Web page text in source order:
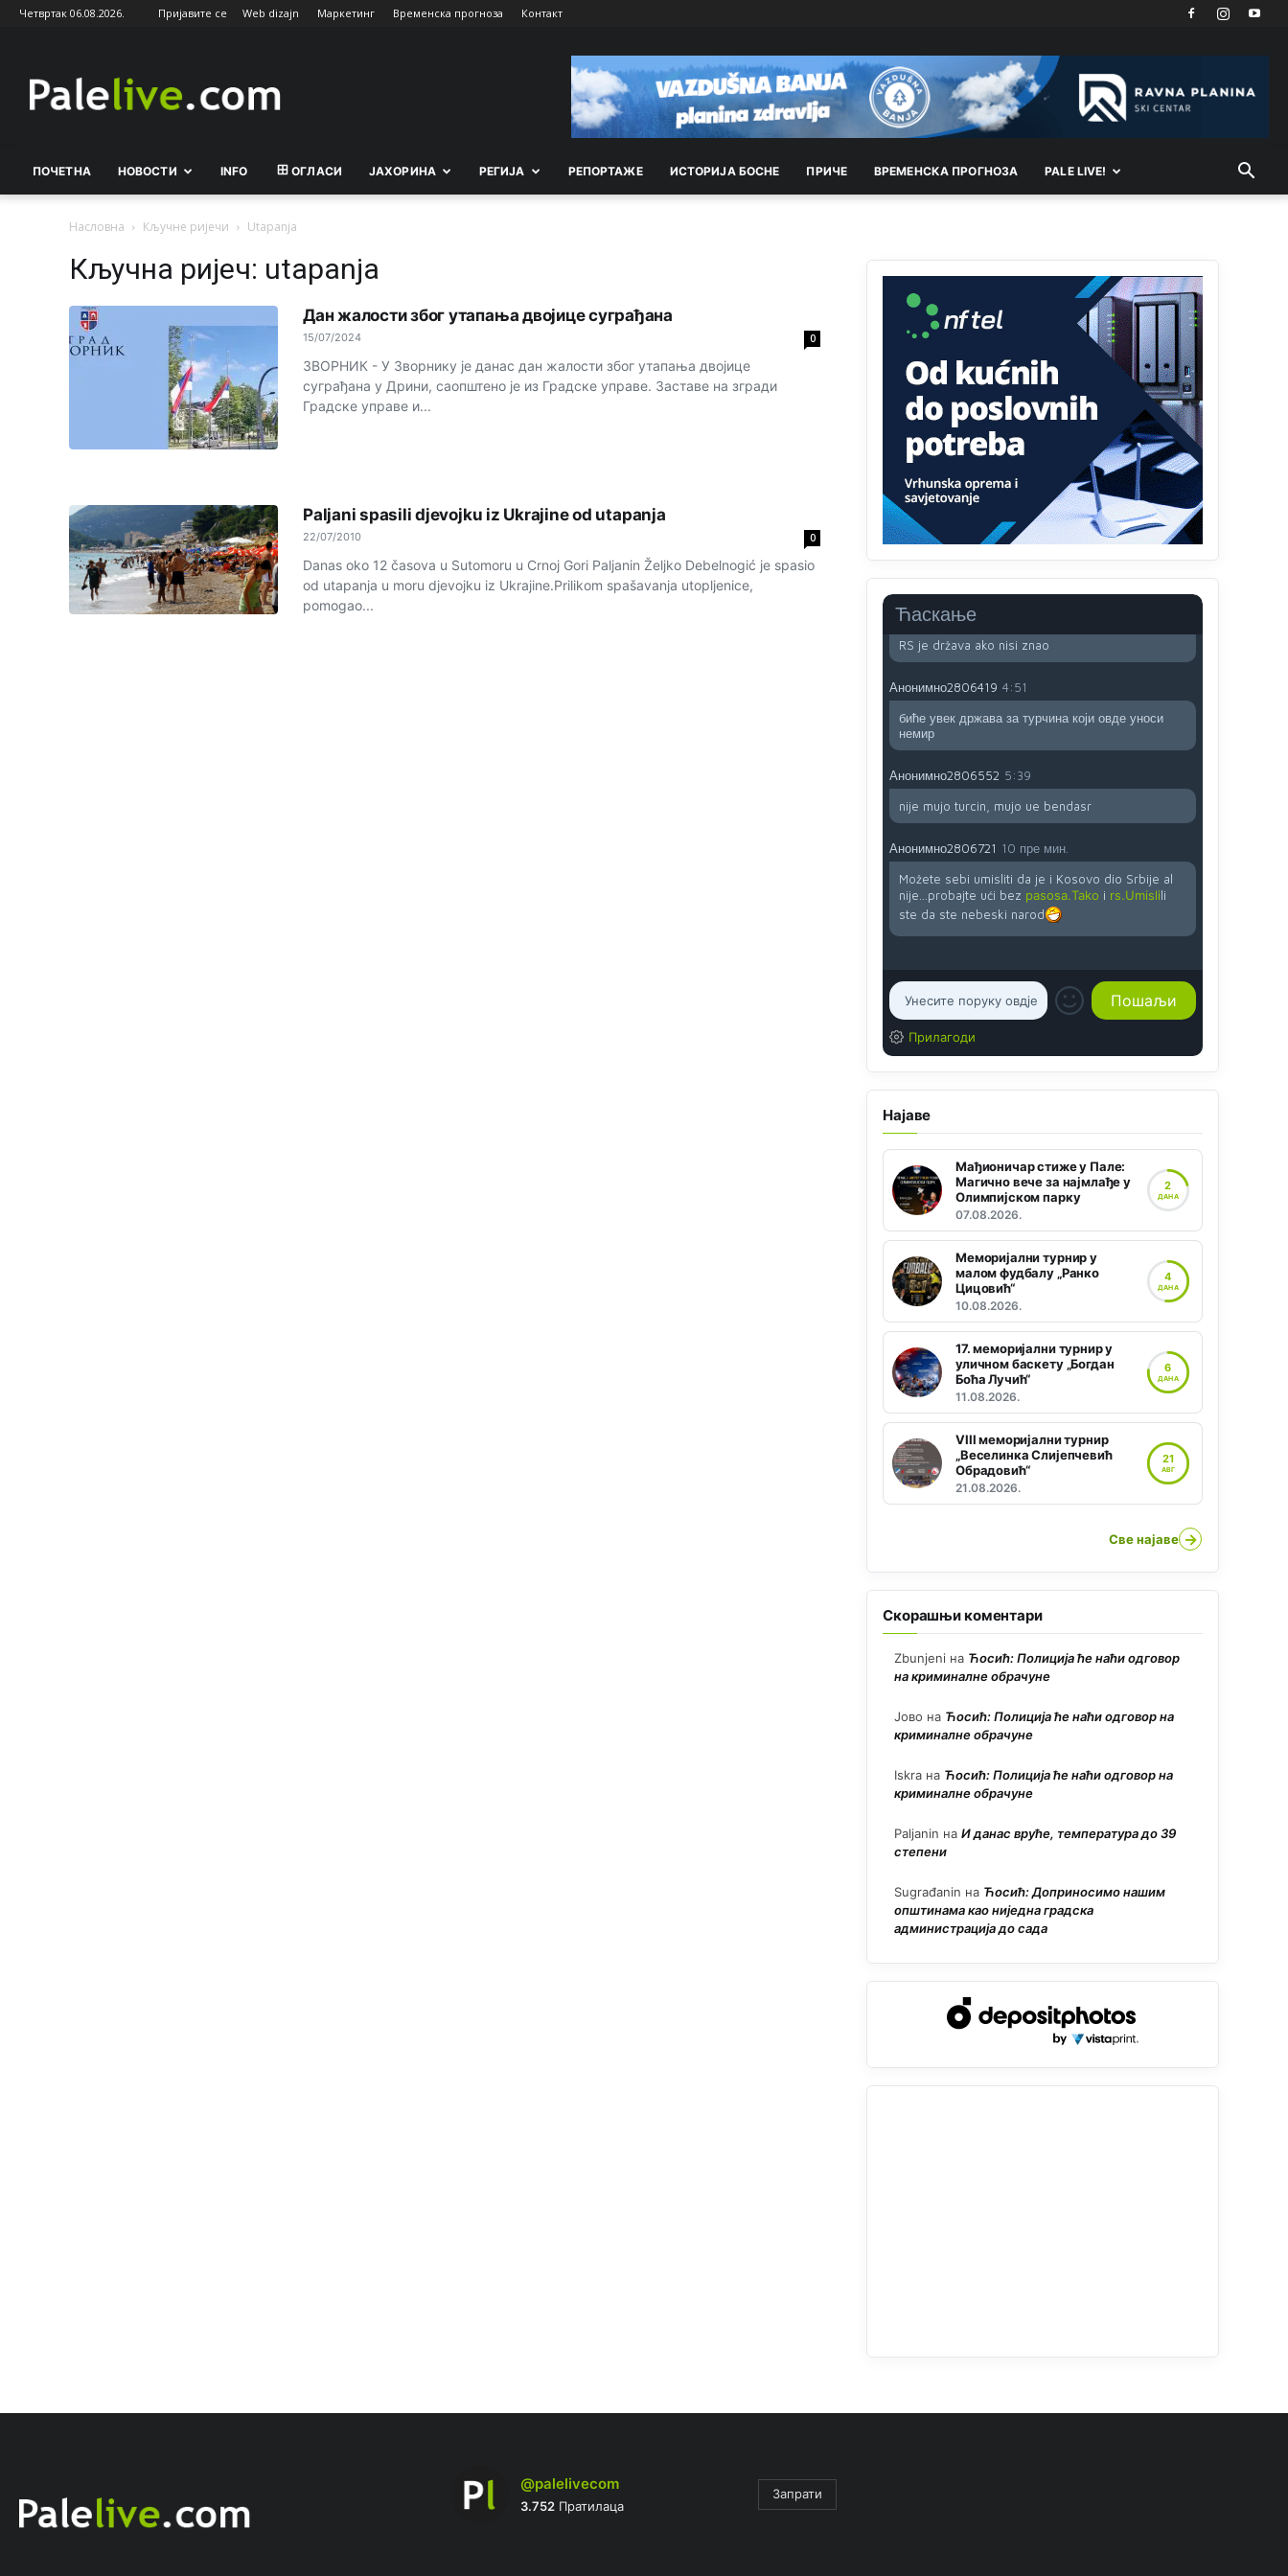
Четвртак 06.08.2026. Пријавите се Web dizajn Маркетинг Временска прогноза Контакт
ПОЧЕТНА НОВОСТИ INFO ОГЛАСИ ЈАХОРИНА РEГИЈА РEПОРТАЖE ИСТОРИЈА БОСНЕ ПРИЧЕ ВРEМEНСКА ПРОГНОЗА PALE LIVE!
Насловна Кључне ријечи Utapanja
Кључна ријеч: utapanja
Дан жалости због утапања двојице суграђана
15/07/2024 0
ЗВОРНИК - У Зворнику је данас дан жалости због утапања двојице
суграђана у Дрини, саопштено је из Градске управе. Заставе на згради
Градске управе и...
Paljani spasili djevojku iz Ukrajine od utapanja
22/07/2010 0
Danas oko 12 časova u Sutomoru u Crnoj Gori Paljanin Željko Debelnogić je spasio
od utapanja u moru djevojku iz Ukrajine.Prilikom spašavanja utopljenice,
pomogao...
Ћаскање
Mnogi nesposobni ljudi su daleko dogurali. Ko je
nesposoban može raditi sve. Sposobni rade
samo ono što znaju.
došli jedna baba i jedan švercer dezerter ratni
Анонимно2802605 јуче 5:25
Милорад Додик је доживотни предсједник
државе Републике Српске! Душмани ће умријети
од муке,не могу му ништа.
Анонимно2802622 јуче
5:29
Mile je predsjednik stranke kao recimo Bakir ili
Dragan a
tzv.rsneće nikad biti država,samo
pokrajina u državi Bosni i Hercegovini
Pavle D u d l a č
Анонимно2806339 4:23
Анонимно2806339
RS je država ako nisi znao
Анонимно2806419 4:51
биће увек држава за турчина који овде уноси
немир
Анонимно2806552 5:39
nije mujo turcin, mujo ue bendasr
Анонимно2806721 10 пре мин.
Možete sebi umisliti da je i Kosovo dio Srbije al
nije...probajte ući bez pasosa.Tako i rs.Umislili
ste da ste nebeski narod
Прилагоди
Најаве
Мађионичар стиже у Пале:
Магично вече за најмлађе у
Олимпијском парку
07.08.2026.
2
ДАНА
Меморијални турнир у
малом фудбалу „Ранко
Цицовић“
10.08.2026.
4
ДАНА
17. меморијални турнир у
уличном баскету „Богдан
Боћа Лучић“
11.08.2026.
6
ДАНА
VIII меморијални турнир
„Веселинка Слијепчевић
Обрадовић“
21.08.2026.
21
АВГ
Све најаве →
Скорашњи коментари
Zbunjeni на Ћосић: Полиција ће наћи одговор
на криминалне обрачуне
Јово на Ћосић: Полиција ће наћи одговор на
криминалне обрачуне
Iskra на Ћосић: Полиција ће наћи одговор на
криминалне обрачуне
Paljanin на И данас вруће, температура до 39
степени
Sugrađanin на Ћосић: Доприносимо нашим
општинама као ниједна градска
администрација до сада
@palelivecom
3.752Пратилаца
Запрати